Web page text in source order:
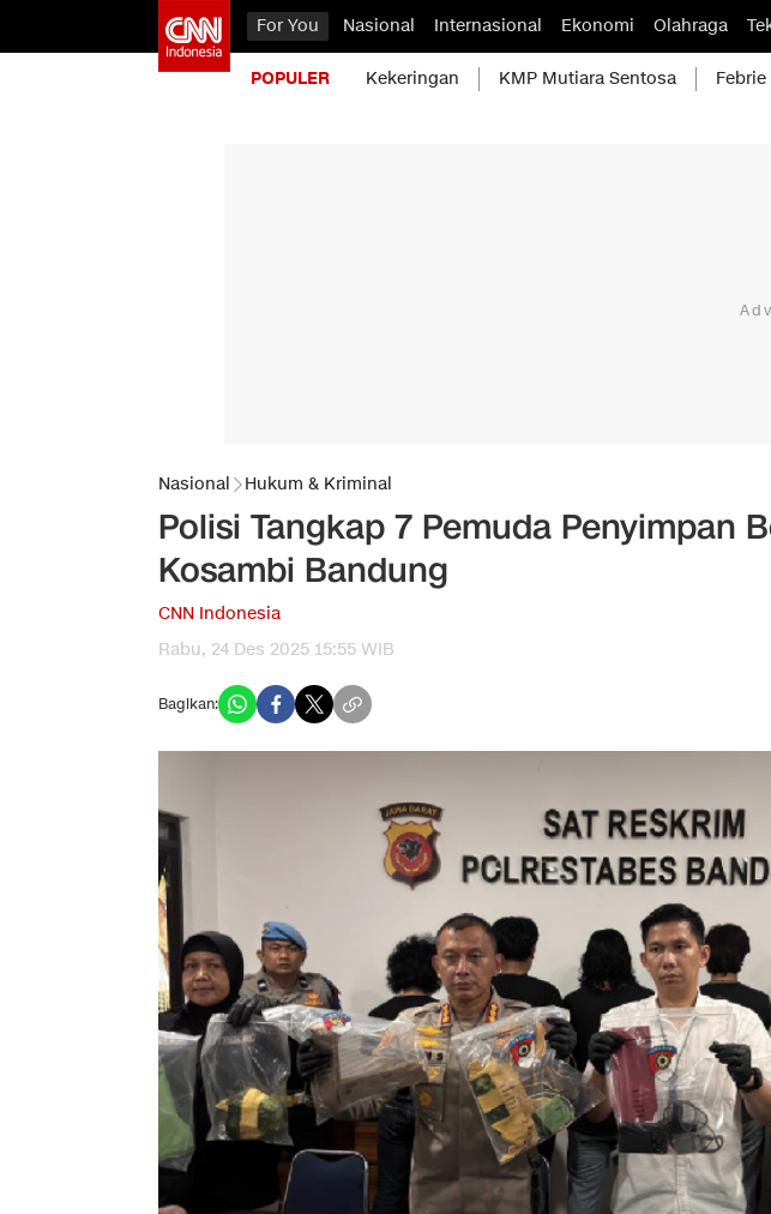
For You Nasional Internasional Ekonomi Olahraga
POPULER Kekeringan KMP Mutiara Sentosa
Nasional Hukum & Kriminal
Polisi Tangkap 7 Pemuda Penyimpan
Kosambi Bandung
CNN Indonesia
Rabu, 24 Des 2025 15:55 WIB
Bagikan: